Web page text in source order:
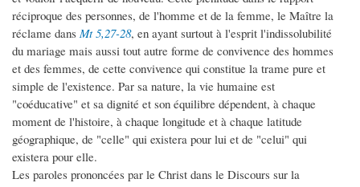
réciproque des personnes, de l'homme et de la femme, le Maître la
réclame dans Mt 5,27-28, en ayant surtout à l'esprit l'indissolubilité
du mariage mais aussi tout autre forme de convivence des hommes
et des femmes, de cette convivence qui constitue la trame pure et
simple de l'existence. Par sa nature, la vie humaine est
"coéducative" et sa dignité et son équilibre dépendent, à chaque
moment de l'histoire, à chaque longitude et à chaque latitude
géographique, de "celle" qui existera pour lui et de "celui" qui
existera pour elle.
Les paroles prononcées par le Christ dans le Discours sur la